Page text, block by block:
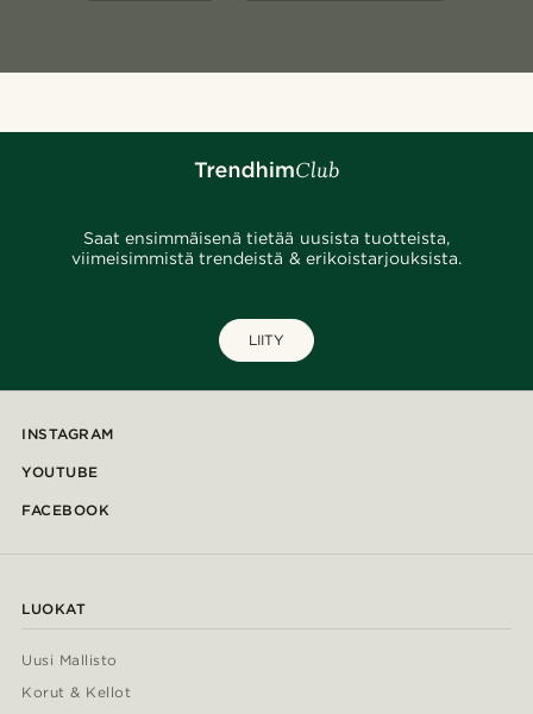
Saat ensimmäisenä tietää uusista tuotteista,
viimeisimmistä trendeistä & erikoistarjouksista.
LIITY
INSTAGRAM
YOUTUBE
FACEBOOK
LUOKAT
Uusi Mallisto
Korut & Kellot